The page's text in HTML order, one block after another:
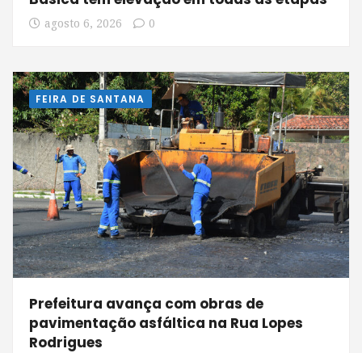
agosto 6, 2026 0
FEIRA DE SANTANA
Prefeitura avança com obras de
pavimentação asfáltica na Rua Lopes
Rodrigues